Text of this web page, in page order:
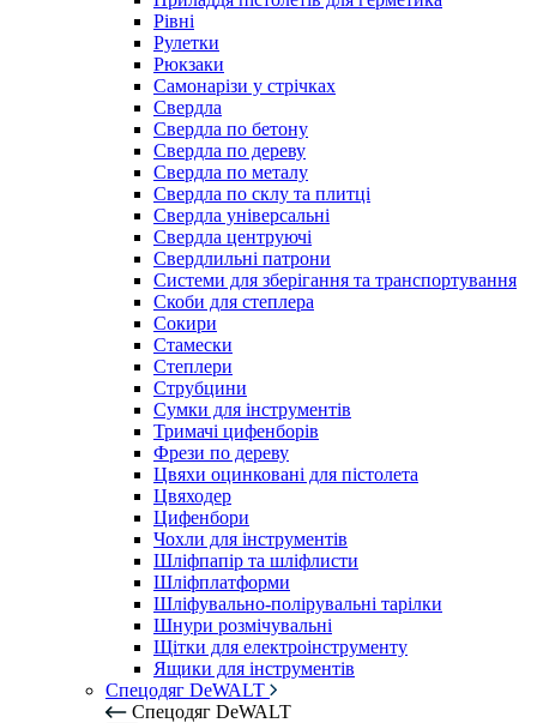
Рівні
Рулетки
Рюкзаки
Самонарізи у стрічках
Свердла
Свердла по бетону
Свердла по дереву
Свердла по металу
Свердла по склу та плитці
Свердла універсальні
Свердла центруючі
Свердлильні патрони
Системи для зберігання та транспортування
Скоби для степлера
Сокири
Стамески
Степлери
Струбцини
Сумки для інструментів
Тримачі цифенборів
Фрези по дереву
Цвяхи оцинковані для пістолета
Цвяходер
Цифенбори
Чохли для інструментів
Шліфпапір та шліфлисти
Шліфплатформи
Шліфувально-полірувальні тарілки
Шнури розмічувальні
Щітки для електроінструменту
Ящики для інструментів
Спецодяг DeWALT
Спецодяг DeWALT